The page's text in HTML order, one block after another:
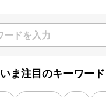
いま注目のキーワード